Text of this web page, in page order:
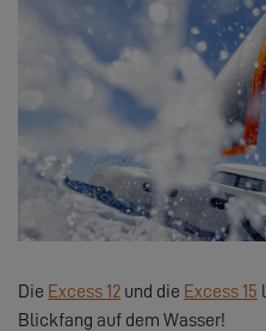
Die Excess 12 und die Excess 15
Blickfang auf dem Wasser!